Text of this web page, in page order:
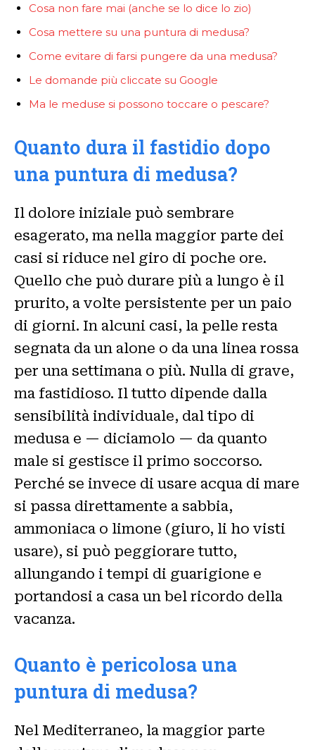
Cosa non fare mai (anche se lo dice lo zio)
Cosa mettere su una puntura di medusa?
Come evitare di farsi pungere da una medusa?
Le domande più cliccate su Google
Ma le meduse si possono toccare o pescare?
Quanto dura il fastidio dopo
una puntura di medusa?
Il dolore iniziale può sembrare
esagerato, ma nella maggior parte dei
casi si riduce nel giro di poche ore.
Quello che può durare più a lungo è il
prurito, a volte persistente per un paio
di giorni. In alcuni casi, la pelle resta
segnata da un alone o da una linea rossa
per una settimana o più. Nulla di grave,
ma fastidioso. Il tutto dipende dalla
sensibilità individuale, dal tipo di
medusa e — diciamolo — da quanto
male si gestisce il primo soccorso.
Perché se invece di usare acqua di mare
si passa direttamente a sabbia,
ammoniaca o limone (giuro, li ho visti
usare), si può peggiorare tutto,
allungando i tempi di guarigione e
portandosi a casa un bel ricordo della
vacanza.
Quanto è pericolosa una
puntura di medusa?
Nel Mediterraneo, la maggior parte